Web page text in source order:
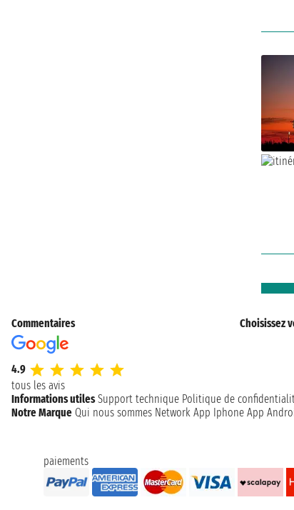
Commentaires
4.9
tous les avis
Choisissez
Informations utiles Support technique Politique de
Notre Marque Qui nous sommes Network App Iphone App
paiements